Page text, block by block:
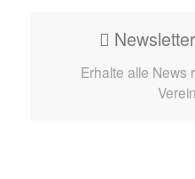
Erhalte alle News